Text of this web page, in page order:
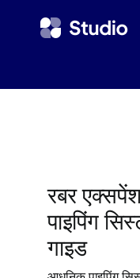
रबर
पाइपिंग
गाइड